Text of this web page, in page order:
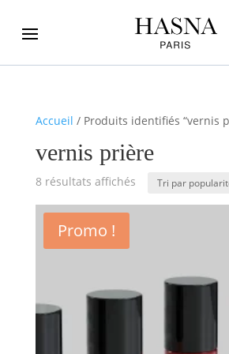
Accueil / Produits identifiés “vernis
vernis prière
8 résultats affichésTrié
Promo !